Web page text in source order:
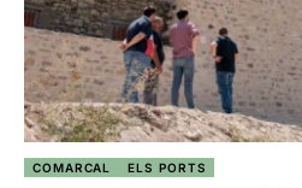
COMARCAL ELS PORTS